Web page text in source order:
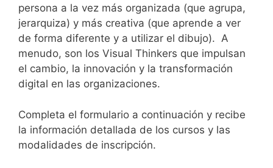
persona a la vez más organizada (que agrupa,
jerarquiza) y más creativa (que aprende a ver
de forma diferente y a utilizar el dibujo). A
menudo, son los Visual Thinkers que impulsan
el cambio, la innovación y la transformación
digital en las organizaciones.
Completa el formulario a continuación y recibe
la información detallada de los cursos y las
modalidades de inscripción.